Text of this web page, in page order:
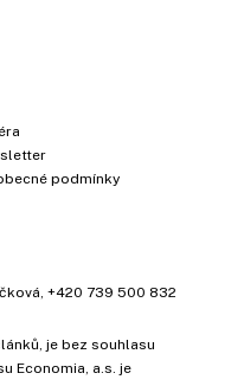
podmínky
, +420 739 500 832
je bez souhlasu
Economia, a.s. je